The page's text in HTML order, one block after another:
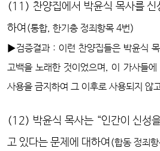
(11) 찬양집에서 박윤식 목사를 신
하여 (통합, 한기총 정죄항목 4번)
▶검증결과 : 이런 찬양집들은 박윤식
고백을 노래한 것이었으며, 이 가사들
사용을 금지하여 그 이후로 사용되지 않
(12) 박윤식 목사는 “인간이 신성
고 있다는 문제에 대하여 (합동 정죄